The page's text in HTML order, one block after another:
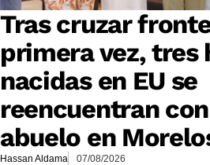
Tras cruzar
primera vez, tres
nacidas en EU se
reencuentran
abuelo en
Hassan Aldama 07/08/2026